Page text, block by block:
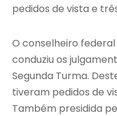
pedidos de vista e
O conselheiro
conduziu os
Segunda Turma.
tiveram pedidos de
Também presidida